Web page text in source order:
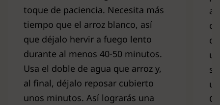
toque de paciencia. Necesita más
tiempo que el arroz blanco, así
que déjalo hervir a fuego lento
durante al menos 40-50 minutos.
Usa el doble de agua que arroz y,
al final, déjalo reposar cubierto
unos minutos. Así lograrás una